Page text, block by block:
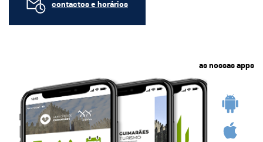
contactos e horários
as nossas apps